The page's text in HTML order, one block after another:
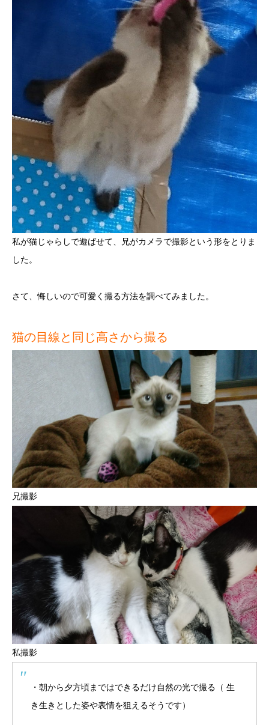
私が猫じゃらしで遊ばせて、兄がカメラで撮影という形をとりま
した。
さて、悔しいので可愛く撮る方法を調べてみました。
猫の目線と同じ高さから撮る
兄撮影
私撮影
・朝から夕方頃まではできるだけ自然の光で撮る（ 生
き生きとした姿や表情を狙えるそうです）